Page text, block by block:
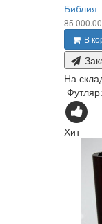
Библия
85
В
На
Хит